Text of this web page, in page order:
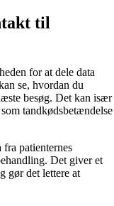
til
for at dele data
se, hvordan du
besøg. Det kan især
tandkødsbetændelse
patienternes
Det giver et
gør det lettere at